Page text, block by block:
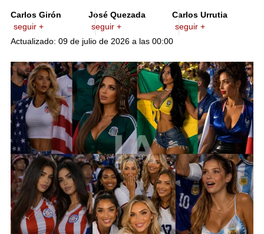
Carlos Girón
seguir +
José Quezada
seguir +
Carlos Urrutia
seguir +
Actualizado: 09 de julio de 2026 a las 00:00